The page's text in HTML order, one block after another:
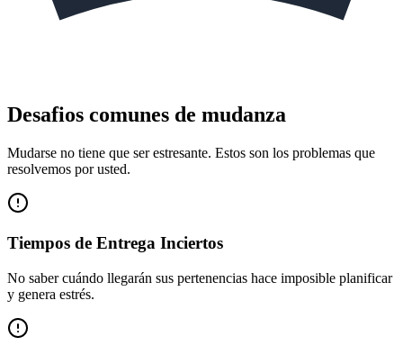
Desafios comunes de mudanza
Mudarse no tiene que ser estresante. Estos son los problemas que
resolvemos por usted.
Tiempos de Entrega Inciertos
No saber cuándo llegarán sus pertenencias hace imposible planificar
y genera estrés.